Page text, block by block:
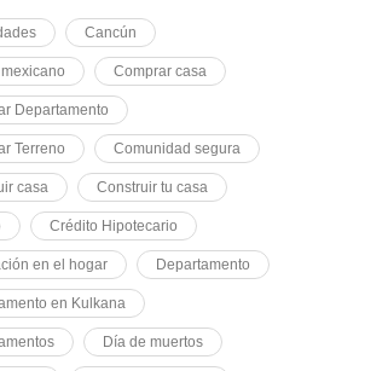
Cancún
Comprar casa
Departamento
Terreno Comunidad segura
casa Construir tu casa
Crédito Hipotecario
en el hogar Departamento
en Kulkana
Día de muertos